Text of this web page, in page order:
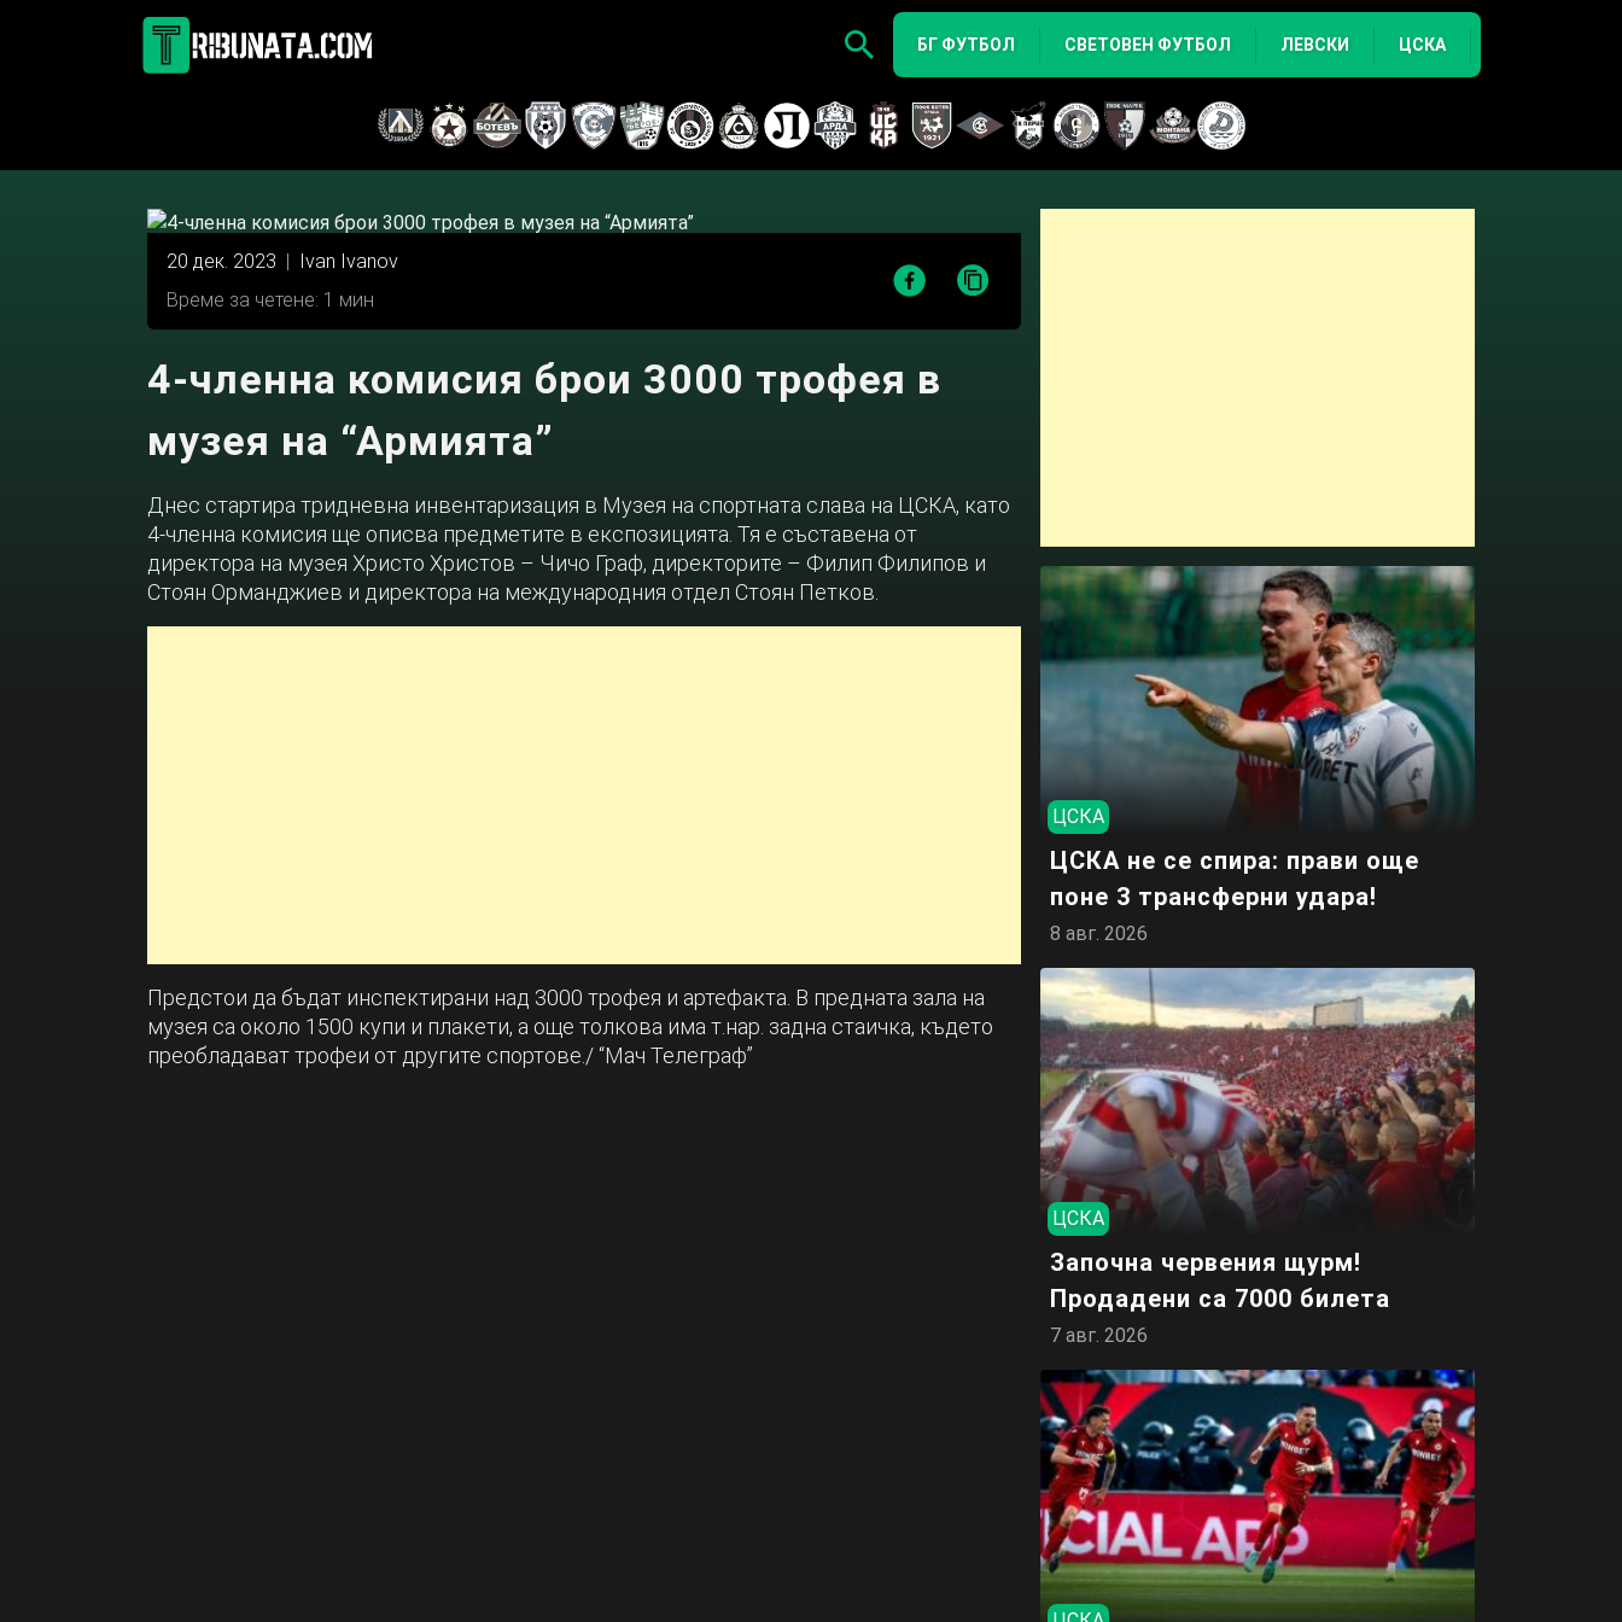
БГ ФУТБОЛ СВЕТОВЕН ФУТБОЛ ЛЕВСКИ ЦСКА
20 дек. 2023 | Ivan Ivanov
Време за четене: 1 мин
4-членна комисия брои 3000 трофея в
музея на “Армията”
Днес стартира тридневна инвентаризация в Музея на спортната слава на ЦСКА, като
4-членна комисия ще описва предметите в експозицията. Тя е съставена от
директора на музея Христо Христов – Чичо Граф, директорите – Филип Филипов и
Стоян Орманджиев и директора на международния отдел Стоян Петков.
Предстои да бъдат инспектирани над 3000 трофея и артефакта. В предната зала на
музея са около 1500 купи и плакети, а още толкова има т.нар. задна стаичка, където
преобладават трофеи от другите спортове./ “Мач Телеграф”
ЦСКА
ЦСКА не се спира: прави още
поне 3 трансферни удара!
8 авг. 2026
ЦСКА
Започна червения щурм!
Продадени са 7000 билета
7 авг. 2026